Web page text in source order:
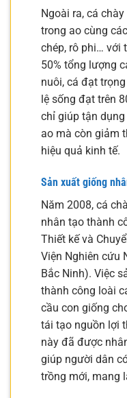
Ngoài ra, cá
trong ao cùng
chép, rô phi… với
50% tổng lượng
nuôi, cá đạt
lệ sống đạt trên
chỉ giúp tận
ao mà còn giảm
hiệu quả kinh tế.
Sản xuất giống
Năm 2008, cá
nhân tạo thành
Thiết kế và
Viện Nghiên cứu
Bắc Ninh). Việc
thành công loài
cầu con giống
tái tạo nguồn lợi
này đã được
giúp người dân
trồng mới, mang